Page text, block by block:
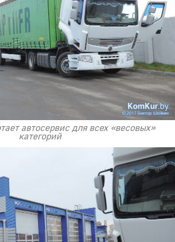
автосервис для всех «весовых»
категорий